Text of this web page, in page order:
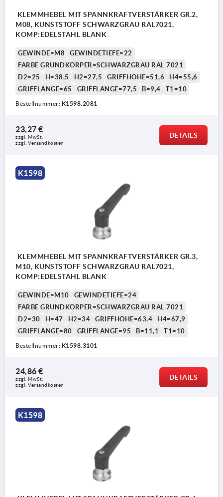
KLEMMHEBEL MIT SPANNKRAFTVERSTÄRKER GR.2,
M08, KUNSTSTOFF SCHWARZGRAU RAL7021,
KOMP:EDELSTAHL BLANK
GEWINDE=M8
GEWINDETIEFE=22
FARBE GRUNDKÖRPER=SCHWARZGRAU RAL 7021
D2=25
H=38,5 H2=27,5 GRIFFHÖHE=51,6
H4=55,6
GRIFFLÄNGE=65
GRIFFLÄNGE=77,5 B=9,4 T1=10
Bestellnummer: K1598.2081
23,27 €
zzgl. MwSt.
zzgl. Versandkosten
DETAILS
K1598
KLEMMHEBEL MIT SPANNKRAFTVERSTÄRKER GR.3,
M10, KUNSTSTOFF SCHWARZGRAU RAL7021,
KOMP:EDELSTAHL BLANK
GEWINDE=M10
GEWINDETIEFE=24
FARBE GRUNDKÖRPER=SCHWARZGRAU RAL 7021
D2=30
H=47 H2=34 GRIFFHÖHE=63,4
H4=67,9
GRIFFLÄNGE=80
GRIFFLÄNGE=95 B=11,1 T1=10
Bestellnummer: K1598.3101
24,86 €
zzgl. MwSt.
zzgl. Versandkosten
DETAILS
K1598